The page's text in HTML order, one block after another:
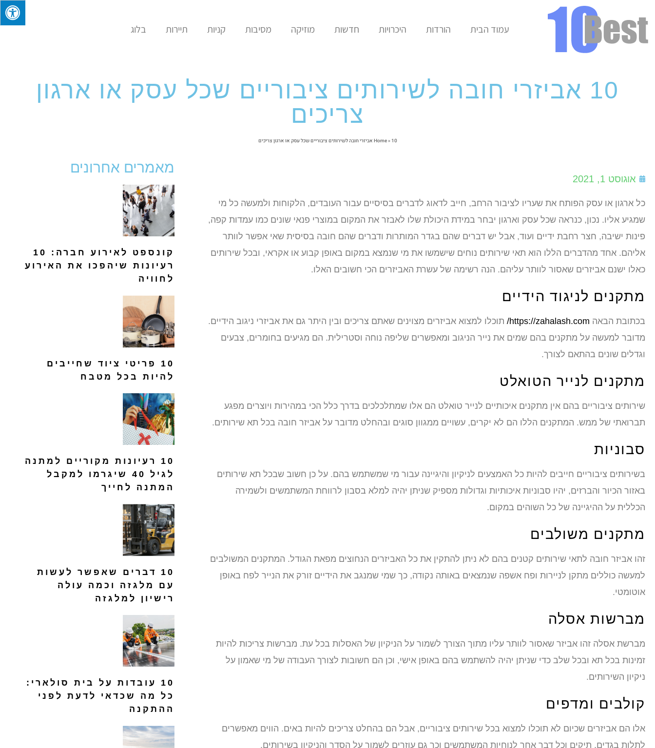
עמוד הבית הורדות היכרויות חדשות מוזיקה מסיבות קניות תיירות בלוג
10 אביזרי חובה לשירותים ציבוריים שכל עסק או ארגון
צריכים
Home» 10 אביזרי חובה לשירותים ציבוריים שכל עסק או ארגון צריכים
אוגוסט 1, 2021
כל ארגון או עסק הפותח את שעריו לציבור הרחב, חייב לדאוג לדברים בסיסיים עבור העובדים, הלקוחות ולמעשה כל מי
שמגיע אליו. נכון, כנראה שכל עסק וארגון יבחר במידת היכולת שלו לאבזר את המקום במוצרי פנאי שונים כמו עמדות קפה,
פינות ישיבה, חצר רחבת ידיים ועוד, אבל יש דברים שהם בגדר המותרות ודברים שהם חובה בסיסית שאי אפשר לוותר
אליהם. אחד מהדברים הללו הוא תאי שירותים נוחים שישמשו את מי שנמצא במקום באופן קבוע או אקראי, ובכל שירותים
כאלו ישנם אביזרים שאסור לוותר עליהם. הנה רשימה של עשרת האביזרים הכי חשובים האלו.
מתקנים לניגוד הידיים
בכתובת הבאה https://zahalash.com/
תוכלו למצוא אביזרים מצוינים שאתם צריכים ובין היתר גם את אביזרי ניגוב הידיים.
מדובר למעשה על מתקנים בהם שמים את נייר הניגוב ומאפשרים שליפה נוחה וסטרילית. הם מגיעים בחומרים, צבעים
וגדלים שונים בהתאם לצורך.
מתקנים לנייר הטואלט
שירותים ציבוריים בהם אין מתקנים איכותיים לנייר טואלט הם אלו שמתלכלכים בדרך כלל הכי במהירות ויוצרים מפגע
תברואתי של ממש. המתקנים הללו הם לא יקרים, עשויים ממגוון סוגים ובהחלט מדובר על אביזר חובה בכל תא שירותים.
סבוניות
בשירותים ציבוריים חייבים להיות כל האמצעים לניקיון והיגיינה עבור מי שמשתמש בהם. על כן חשוב שבכל תא שירותים
באזור הכיור והברזים, יהיו סבוניות איכותיות וגדולות מספיק שניתן יהיה למלא בסבון לרווחת המשתמשים ולשמירה
הכללית על ההיגיינה של כל השוהים במקום.
מתקנים משולבים
זהו אביזר חובה לתאי שירותים קטנים בהם לא ניתן להתקין את כל האביזרים הנחוצים מפאת הגודל. המתקנים המשולבים
למעשה כוללים מתקן לניירות ופח אשפה שנמצאים באותה נקודה, כך שמי שמנגב את הידיים זורק את הנייר לפח באופן
אוטומטי.
מברשות אסלה
מברשת אסלה זהו אביזר שאסור לוותר עליו מתוך הצורך לשמור על הניקיון של האסלות בכל עת. מברשות צריכות להיות
זמינות בכל תא ובכל שלב כדי שניתן יהיה להשתמש בהם באופן אישי, וכן הם חשובות לצורך העבודה של מי שאמון על
ניקיון השירותים.
קולבים ומדפים
אלו הם אביזרים שכיום לא תוכלו למצוא בכל שירותים ציבוריים, אבל הם בהחלט צריכים להיות באים. הווים מאפשרים
לתלות בגדים, תיקים וכל דבר אחר לנוחיות המשתמשים וכך גם עוזרים לשמור על הסדר והניקיון בשירותים.
מאמרים אחרונים
קונספט לאירוע חברה: 10
רעיונות שיהפכו את האירוע
לחוויה
10 פריטי ציוד שחייבים
להיות בכל מטבח
10 רעיונות מקוריים למתנה
לגיל 40 שיגרמו למקבל
המתנה לחייך
10 דברים שאפשר לעשות
עם מלגזה וכמה עולה
רישיון למלגזה
10 עובדות על בית סולארי:
כל מה שכדאי לדעת לפני
ההתקנה